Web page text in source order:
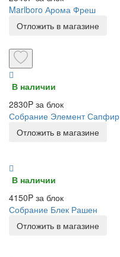
Marlboro Арома Фреш
Отложить в магазине
В наличии
2830P за блок
Собрание Элемент Сапфир
Отложить в магазине
В наличии
4150P за блок
Собрание Блек Рашен
Отложить в магазине